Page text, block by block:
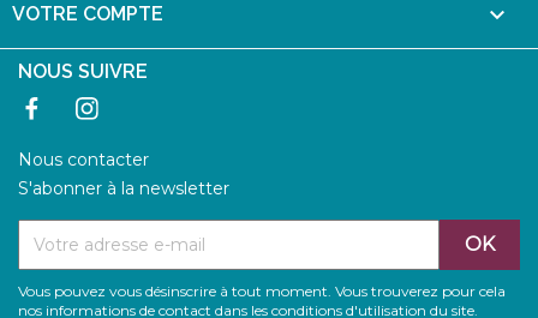
VOTRE COMPTE 
NOUS SUIVRE
Facebook
Nous contacter
S'abonner à la newsletter
Vous pouvez vous désinscrire à tout moment. Vous trouverez pour cela
nos informations de contact dans les conditions d'utilisation du site.